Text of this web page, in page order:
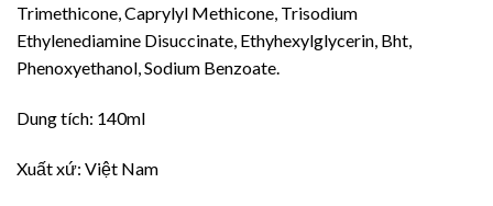
Trimethicone, Caprylyl Methicone, Trisodium
Ethylenediamine Disuccinate, Ethyhexylglycerin, Bht,
Phenoxyethanol, Sodium Benzoate.
Dung tích: 140ml
Xuất xứ: Việt Nam